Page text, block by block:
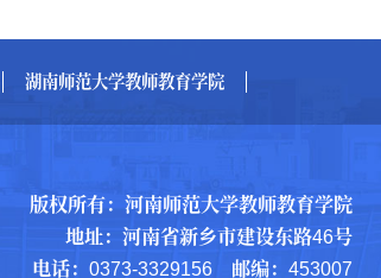
湖南师范大学教师教育学院
版权所有：河南师范大学教师教育学院
地址：河南省新乡市建设东路46号
电话：0373-3329156 邮编：453007